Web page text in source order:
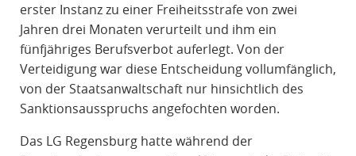
erster Instanz zu einer Freiheitsstrafe von zwei
Jahren drei Monaten verurteilt und ihm ein
fünfjähriges Berufsverbot auferlegt. Von der
Verteidigung war diese Entscheidung vollumfänglich,
von der Staatsanwaltschaft nur hinsichtlich des
Sanktionsausspruchs angefochten worden.
Das LG Regensburg hatte während der